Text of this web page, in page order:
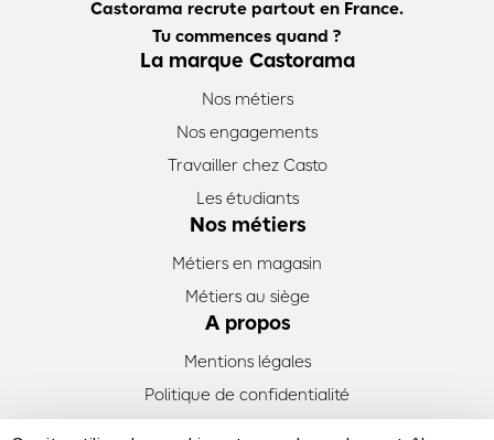
Castorama recrute partout en France.
Tu commences quand ?
La marque Castorama
Nos métiers
Nos engagements
Travailler chez Casto
Les étudiants
Nos métiers
Métiers en magasin
Métiers au siège
A propos
Mentions légales
Politique de confidentialité